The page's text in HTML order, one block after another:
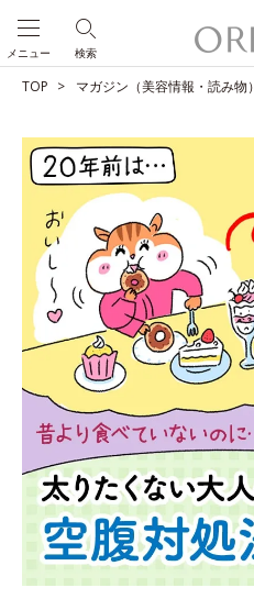
検索
メニュー
TOP マガジン（美容情報・読み物）